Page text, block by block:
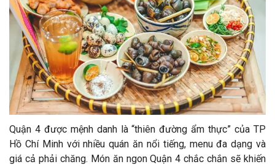
Quận 4 được mệnh danh là “thiên đường ẩm thực” của TP
Hồ Chí Minh với nhiều quán ăn nổi tiếng, menu đa dạng và
giá cả phải chăng. Món ăn ngon Quận 4 chắc chắn sẽ khiến